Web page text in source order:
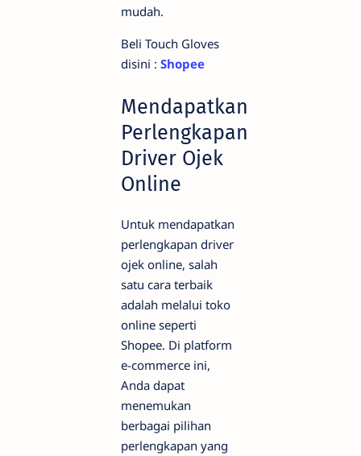
mudah.
Beli Touch Gloves
disini : Shopee
Mendapatkan
Perlengkapan
Driver Ojek
Online
Untuk mendapatkan
perlengkapan driver
ojek online, salah
satu cara terbaik
adalah melalui toko
online seperti
Shopee. Di platform
e-commerce ini,
Anda dapat
menemukan
berbagai pilihan
perlengkapan yang